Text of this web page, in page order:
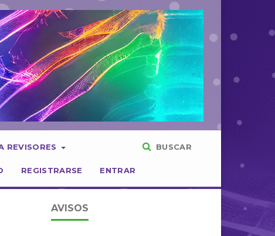
REVISORES
REGISTRARSE ENTRAR
BUSCAR
AVISOS